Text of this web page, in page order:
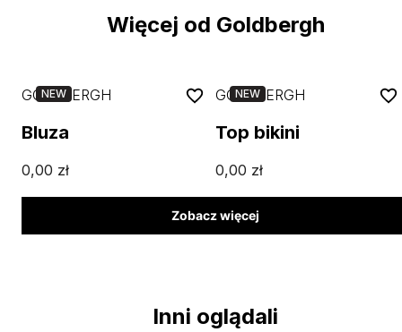
Więcej od Goldbergh
NEW
GOLDBERGH
Bluza
0,00 zł
NEW
GOLDBERGH
Top bikini
0,00 zł
Zobacz więcej
Inni oglądali